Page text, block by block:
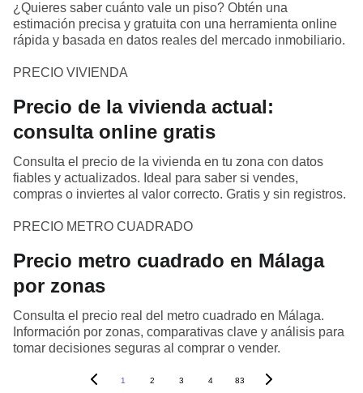
¿Quieres saber cuánto vale un piso? Obtén una
estimación precisa y gratuita con una herramienta online
rápida y basada en datos reales del mercado inmobiliario.
PRECIO VIVIENDA
Precio de la vivienda actual:
consulta online gratis
Consulta el precio de la vivienda en tu zona con datos
fiables y actualizados. Ideal para saber si vendes,
compras o inviertes al valor correcto. Gratis y sin registros.
PRECIO METRO CUADRADO
Precio metro cuadrado en Málaga
por zonas
Consulta el precio real del metro cuadrado en Málaga.
Información por zonas, comparativas clave y análisis para
tomar decisiones seguras al comprar o vender.
1 2 3 4 83